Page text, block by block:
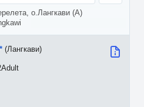
о.Лангкави (A)
(Лангкави)